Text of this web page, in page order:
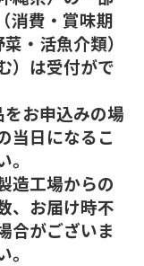
消費・賞味期
・活魚介類）
）は受付がで
お申込みの場
当日になるこ
造工場からの
、お届け時不
合がございま